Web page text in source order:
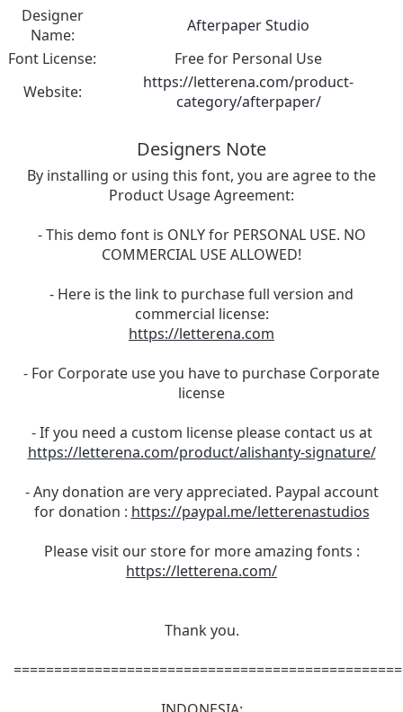
Designer
Name:
Afterpaper Studio
Font License:
Free for Personal Use
Website:
https://letterena.com/product-
category/afterpaper/
Designers Note
By installing or using this font, you are agree to the
Product Usage Agreement:
- This demo font is ONLY for PERSONAL USE. NO
COMMERCIAL USE ALLOWED!
- Here is the link to purchase full version and
commercial license:
https://letterena.com
- For Corporate use you have to purchase Corporate
license
- If you need a custom license please contact us at
https://letterena.com/product/alishanty-signature/
- Any donation are very appreciated. Paypal account
for donation : https://paypal.me/letterenastudios
Please visit our store for more amazing fonts :
https://letterena.com/
Thank you.